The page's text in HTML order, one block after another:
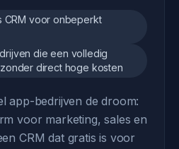
CRM voor onbeperkt
die een volledig
direct hoge kosten
app-bedrijven de droom:
voor marketing, sales en
CRM dat gratis is voor